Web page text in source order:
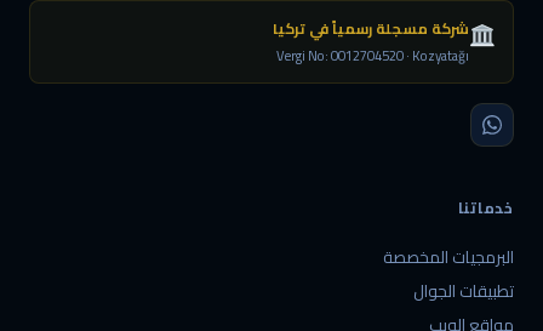
شركة مسجلة رسمياً في تركيا
Vergi No: 0012704520 · Kozyatağı
خدماتنا
البرمجيات المخصصة
تطبيقات الجوال